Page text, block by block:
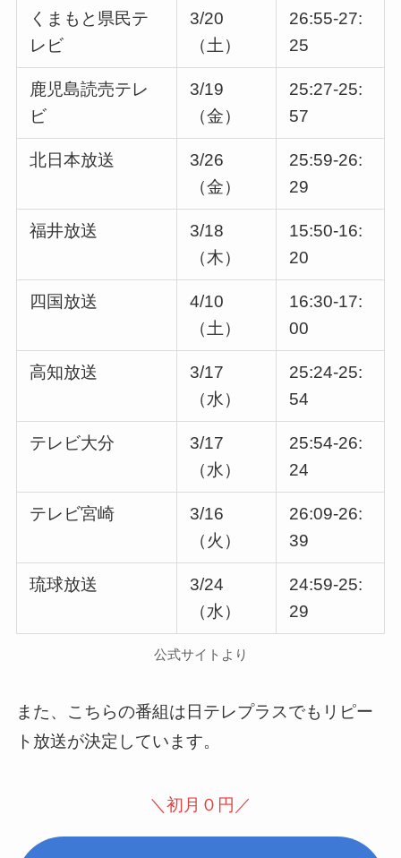
くまもと県民テ
レビ
3/20
（土）
26:55-27:
25
鹿児島読売テレ
ビ
3/19
（金）
25:27-25:
57
北日本放送
3/26
（金）
25:59-26:
29
福井放送
3/18
（木）
15:50-16:
20
四国放送
4/10
（土）
16:30-17:
00
高知放送
3/17
（水）
25:24-25:
54
テレビ大分
3/17
（水）
25:54-26:
24
テレビ宮崎
3/16
（火）
26:09-26:
39
琉球放送
3/24
（水）
24:59-25:
29
公式サイトより
また、こちらの番組は日テレプラスでもリピー
ト放送が決定しています。
＼初月０円／